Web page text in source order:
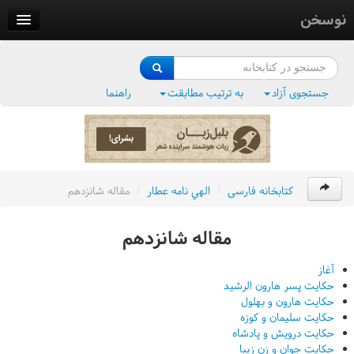
نوسخن
فرهنگ واژگان
جستجوی آزاد به ترتیب مطابقت راهنما
کتابخانه فارسی / الهي نامه عطار / مقاله شانزدهم
مقاله شانزدهم
آغاز
حکايت پسر هارون الرشيد
حکايت هارون و بهلول
حکايت سليمان و کوزه
حکايت درويش و پادشاه
حکايت جوان و زن زيبا